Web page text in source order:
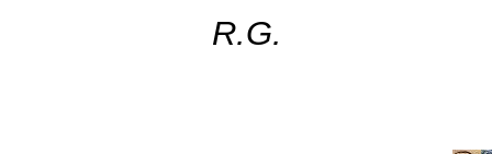
R.G.